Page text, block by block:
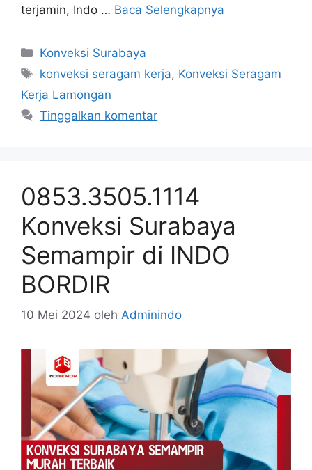
terjamin, Indo … Baca Selengkapnya
Kategori
Konveksi Surabaya
Tag
konveksi seragam kerja, Konveksi Seragam
Kerja Lamongan
Tinggalkan komentar
0853.3505.1114
Konveksi Surabaya
Semampir di INDO
BORDIR
10 Mei 2024 oleh Adminindo